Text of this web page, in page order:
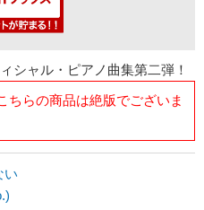
シャル・ピアノ曲集第二弾！
らの商品は絶版でございま
い